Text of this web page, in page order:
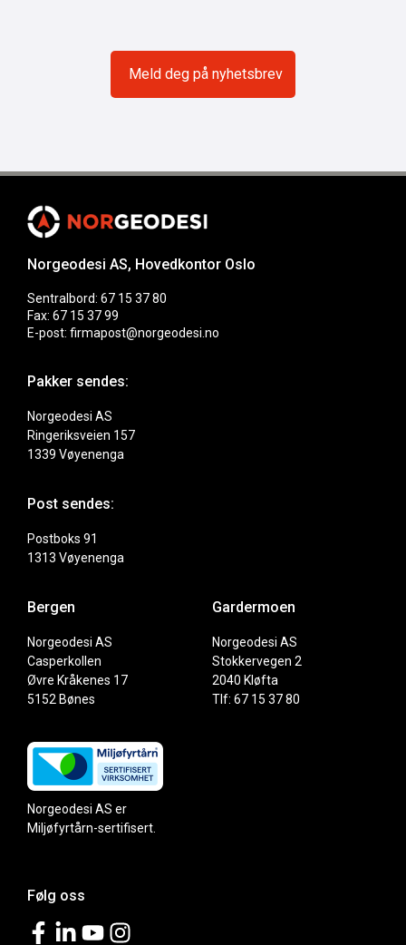
Norgeodesi AS, Hovedkontor Oslo
Sentralbord: 67 15 37 80
Fax: 67 15 37 99
E-post: firmapost@norgeodesi.no
Pakker sendes:
Norgeodesi AS
Ringeriksveien 157
1339 Vøyenenga
Post sendes:
Postboks 91
1313 Vøyenenga
Bergen
Norgeodesi AS
Casperkollen
Øvre Kråkenes 17
5152 Bønes
Gardermoen
Norgeodesi AS
Stokkervegen 2
2040 Kløfta
Tlf: 67 15 37 80
Norgeodesi AS er
Miljøfyrtårn-sertifisert.
Følg oss